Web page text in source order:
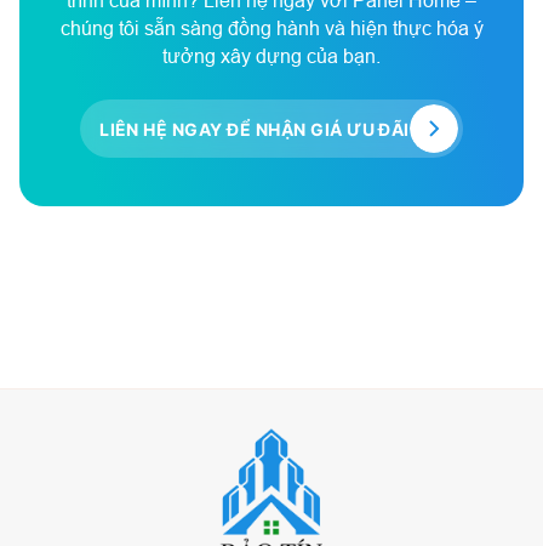
chúng tôi sẵn sàng đồng hành và hiện thực hóa ý
tưởng xây dựng của bạn.
LIÊN HỆ NGAY ĐỂ NHẬN GIÁ ƯU ĐÃI